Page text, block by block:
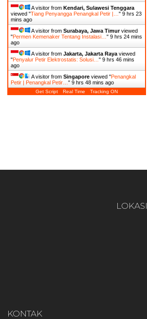
A visitor from Kendari, Sulawesi Tenggara
viewed "Tiang Penyangga Penangkal Petir |… " 9 hrs 23
mins ago
A visitor from Surabaya, Jawa Timurviewed
"Permen Kemenaker Tentang Instalasi… " 9 hrs 24 mins
ago
A visitor from Jakarta, Jakarta Raya viewed
"Penyalur Petir Elektrostatis: Solusi… " 9 hrs 46 mins
ago
A visitor from Singapore viewed "Penangkal
Petir | Penangkal Petir… " 9 hrs 48 mins ago
Get Script Real Time Tracking ON
LOKASI
KONTAK